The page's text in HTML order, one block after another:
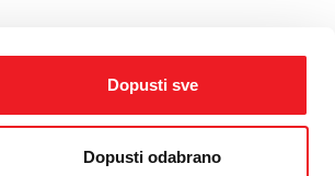
Dopusti sve
Dopusti odabrano